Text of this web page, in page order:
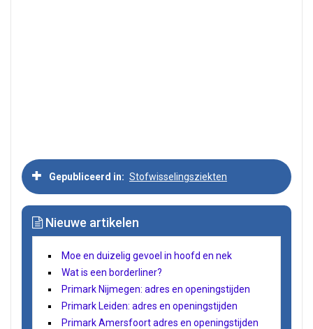
Gepubliceerd in Stofwisselingsziekten
Nieuwe artikelen
Moe en duizelig gevoel in hoofd en nek
Wat is een borderliner?
Primark Nijmegen: adres en openingstijden
Primark Leiden: adres en openingstijden
Primark Amersfoort adres en openingstijden